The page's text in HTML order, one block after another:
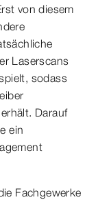
von diesem
Laserscans
sodass
Darauf
ein
Fachgewerke